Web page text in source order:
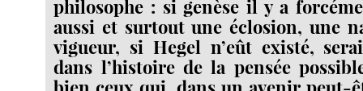
philosophe : si genèse il y a
aussi et surtout une éclosion, une
vigueur, si Hegel n’eût existé,
dans l’histoire de la pensée